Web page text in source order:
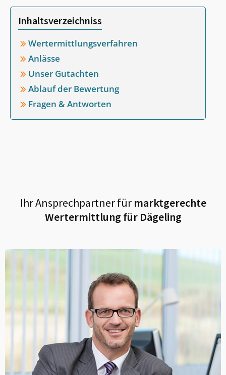
Inhaltsverzeichniss
Wertermittlungsverfahren
Anlässe
Unser Gutachten
Ablauf der Bewertung
Fragen & Antworten
Ihr Ansprechpartner fürmarktgerechte
Wertermittlung für Dägeling